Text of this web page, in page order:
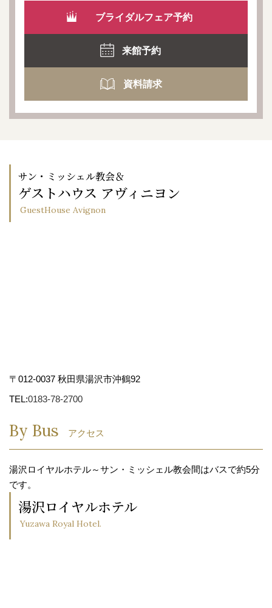
ブライダルフェア予約
来館予約
資料請求
サン・ミッシェル教会＆
ゲストハウス アヴィニヨン
GuestHouse Avignon
〒012-0037 秋田県湯沢市沖鶴92
TEL:0183-78-2700
By Bus アクセス
湯沢ロイヤルホテル～サン・ミッシェル教会間はバスで約5分
です。
湯沢ロイヤルホテル
Yuzawa Royal Hotel.